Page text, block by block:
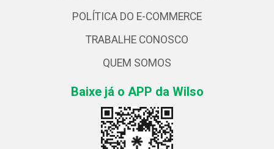
POLÍTICA DO E-COMMERCE
TRABALHE CONOSCO
QUEM SOMOS
Baixe já o APP da Wilso